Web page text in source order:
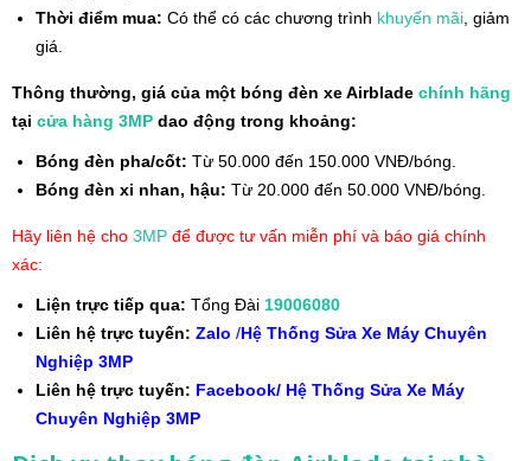
Thời điểm mua: Có thể có các chương trình khuyến mãi , giảm
giá.
Thông thường, giá của một bóng đèn xe Airblade chính hãng
tại cửa hàng 3MP dao động trong khoảng:
Bóng đèn pha/cốt: Từ 50.000 đến 150.000 VNĐ/bóng.
Bóng đèn xi nhan, hậu: Từ 20.000 đến 50.000 VNĐ/bóng.
Hãy liên hệ cho 3MP để được tư vấn miễn phí và báo giá chính
xác:
Liện trực tiếp qua: Tổng Đài 19006080
Liên hệ trực tuyến: Zalo /Hệ Thống Sửa Xe Máy Chuyên
Nghiệp 3MP
Liên hệ trực tuyến: Facebook/ Hệ Thống Sửa Xe Máy
Chuyên Nghiệp 3MP